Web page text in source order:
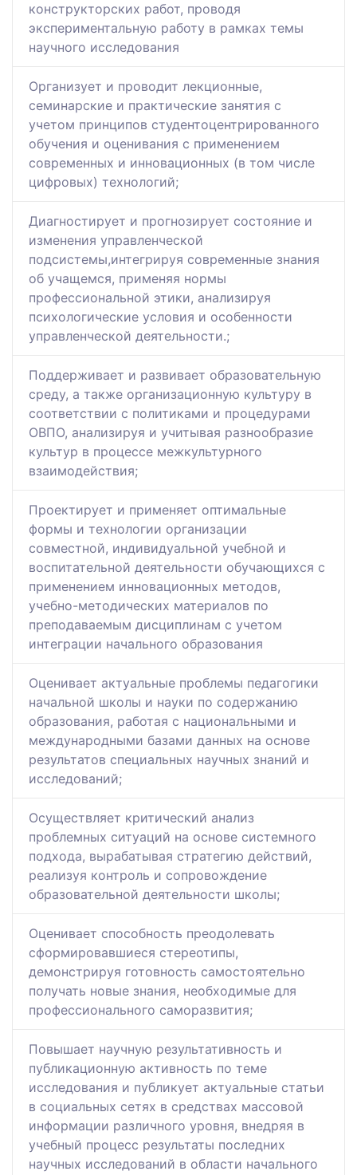
конструкторских работ, проводя
экспериментальную работу в рамках темы
научного исследования
Организует и проводит лекционные,
семинарские и практические занятия с
учетом принципов студентоцентрированного
обучения и оценивания с применением
современных и инновационных (в том числе
цифровых) технологий;
Диагностирует и прогнозирует состояние и
изменения управленческой
подсистемы,интегрируя современные знания
об учащемся, применяя нормы
профессиональной этики, анализируя
психологические условия и особенности
управленческой деятельности.;
Поддерживает и развивает образовательную
среду, а также организационную культуру в
соответствии с политиками и процедурами
ОВПО, анализируя и учитывая разнообразие
культур в процессе межкультурного
взаимодействия;
Проектирует и применяет оптимальные
формы и технологии организации
совместной, индивидуальной учебной и
воспитательной деятельности обучающихся с
применением инновационных методов,
учебно-методических материалов по
преподаваемым дисциплинам с учетом
интеграции начального образования
Оценивает актуальные проблемы педагогики
начальной школы и науки по содержанию
образования, работая с национальными и
международными базами данных на основе
результатов специальных научных знаний и
исследований;
Oсуществляет критический анализ
проблемных ситуаций на основе системного
подхода, вырабатывая стратегию действий,
реализуя контроль и сопровождение
образовательной деятельности школы;
Оценивает способность преодолевать
сформировавшиеся стереотипы,
демонстрируя готовность самостоятельно
получать новые знания, необходимые для
профессионального саморазвития;
Повышает научную результативность и
публикационную активность по теме
исследования и публикует актуальные статьи
в социальных сетях в средствах массовой
информации различного уровня, внедряя в
учебный процесс результаты последних
научных исследований в области начального